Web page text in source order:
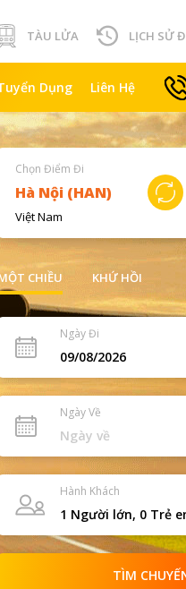
TÀU LỬA LỊCH SỬ
Dụng Liên Hệ
Chọn Điểm Đi
Việt Nam
CHIỀU KHỨ HỒI
Ngày Đi
Ngày Về
Hành Khách
1 Người lớn, 0 Trẻ